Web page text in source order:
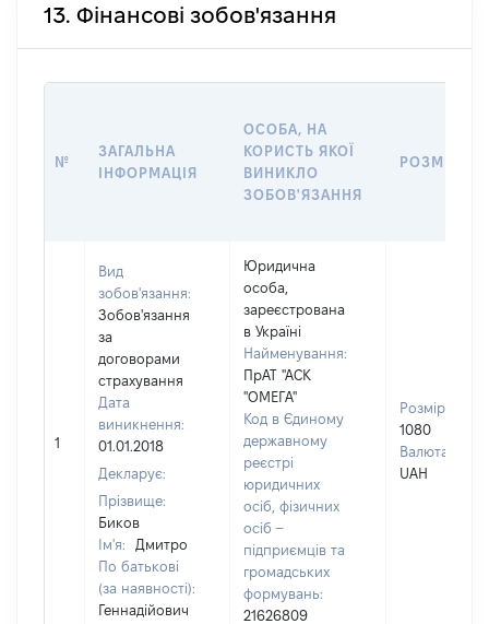
13. Фінансові зобов'язання
№
ЗАГАЛЬНА
ІНФОРМАЦІЯ
ОСОБА, НА
КОРИСТЬ ЯКОЇ
ВИНИКЛО
ЗОБОВ'ЯЗАННЯ
РОЗМІР
1
Вид
зобов'язання:
Зобов'язання
за
договорами
страхування
Дата
виникнення:
01.01.2018
Декларує:
Прізвище:
Биков
Ім'я:
Дмитро
По батькові
(за наявності):
Геннадійович
Юридична
особа,
зареєстрована
в Україні
Найменування:
ПрАТ "АСК
"ОМЕГА"
Код в Єдиному
державному
реєстрі
юридичних
осіб, фізичних
осіб –
підприємців та
громадських
формувань:
21626809
Розмір:
1080
Валюта:
UAH